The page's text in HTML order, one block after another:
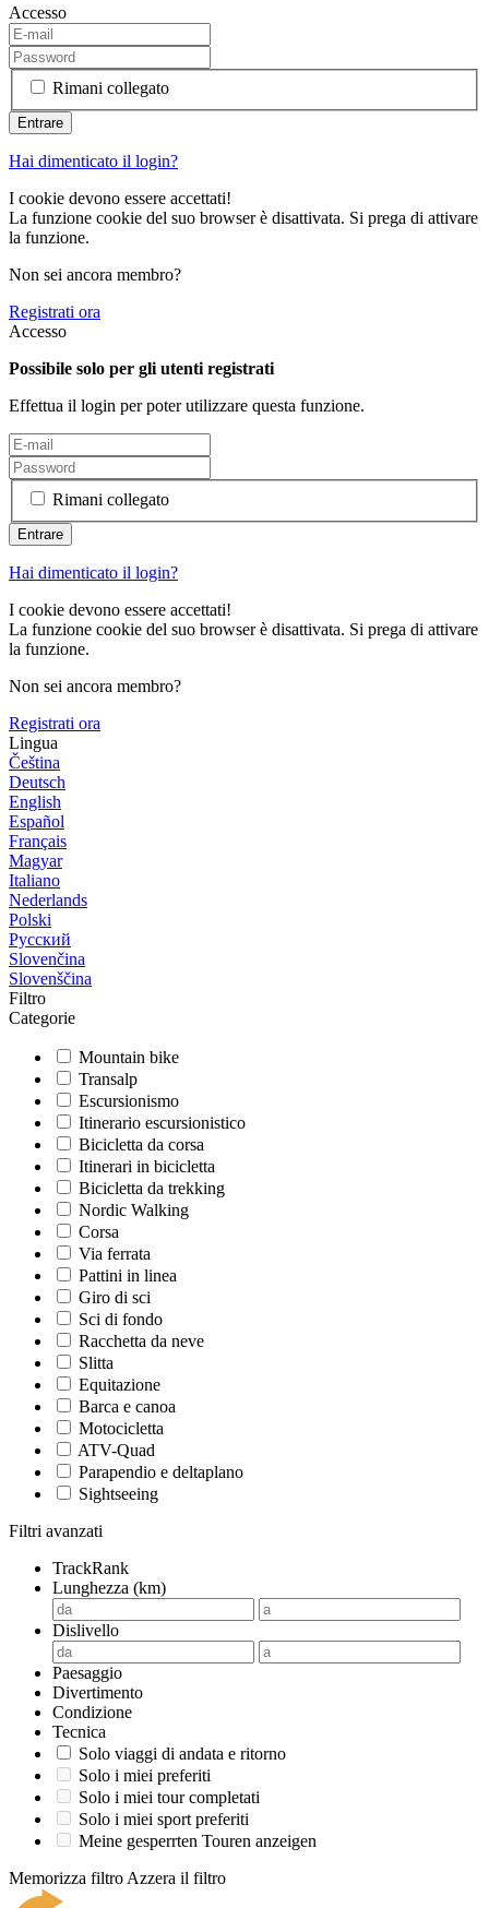
Accesso
Rimani collegato
Hai dimenticato il login?
I cookie devono essere accettati!
La funzione cookie del suo browser è disattivata. Si prega di attivare
la funzione.
Non sei ancora membro?
Registrati ora
Accesso
Possibile solo per gli utenti registrati
Effettua il login per poter utilizzare questa funzione.
Rimani collegato
Hai dimenticato il login?
I cookie devono essere accettati!
La funzione cookie del suo browser è disattivata. Si prega di attivare
la funzione.
Non sei ancora membro?
Registrati ora
Lingua
Čeština
Deutsch
English
Español
Français
Magyar
Italiano
Nederlands
Polski
Русский
Slovenčina
Slovenščina
Filtro
Categorie
Mountain bike
Transalp
Escursionismo
Itinerario escursionistico
Bicicletta da corsa
Itinerari in bicicletta
Bicicletta da trekking
Nordic Walking
Corsa
Via ferrata
Pattini in linea
Giro di sci
Sci di fondo
Racchetta da neve
Slitta
Equitazione
Barca e canoa
Motocicletta
ATV-Quad
Parapendio e deltaplano
Sightseeing
Filtri avanzati
TrackRank
Lunghezza (km)
Dislivello
Paesaggio
Divertimento
Condizione
Tecnica
Solo viaggi di andata e ritorno
Solo i miei preferiti
Solo i miei tour completati
Solo i miei sport preferiti
Meine gesperrten Touren anzeigen
Memorizza filtro Azzera il filtro